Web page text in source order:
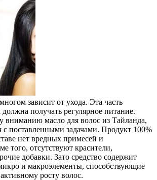
зависит от ухода. Эта часть
должна получать регулярное питание.
вниманию масло для волос из Тайланда,
с поставленными задачами. Продукт 100%
нет вредных примесей и
того, отсутствуют красители,
добавки. Зато средство содержит
и макроэлементы, способствующие
росту волос.